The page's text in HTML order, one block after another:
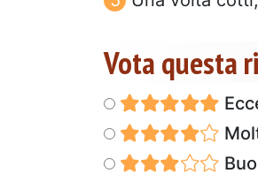
Vota questa